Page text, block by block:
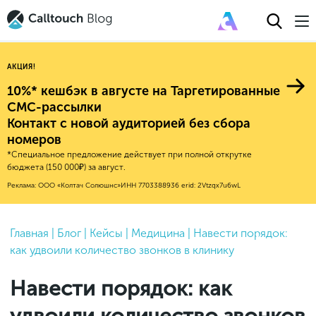
Авторитейл
Финансы
Е-коммерс
Недвижимость
HoReCa
Бьюти
Услуги
2025
2024
2022
2021
2020
Новые продукты
Эксплейнеры
Обновления продуктов Calltouch
Обучение работы с инструментами
Calltouch
Индекс здоровья российского
Mental Health
Привлечение
Конверсия
Аналитика
Финансы и бухгалтерия
Callday
MeetUp
АКЦИЯ!
10%* кешбэк в августе на Таргетированные
СМС-рассылки
Контакт с новой аудиторией без сбора
номеров
*Специальное предложение действует при полной открутке
бюджета (150 000₽) за август.
Реклама: ООО «Колтач Солюшнс»ИНН 7703388936 erid: 2Vtzqx7u6wL
Главная Блог Кейсы Медицина
Навести порядок:
как удвоили количество звонков в клинику
Навести порядок: как